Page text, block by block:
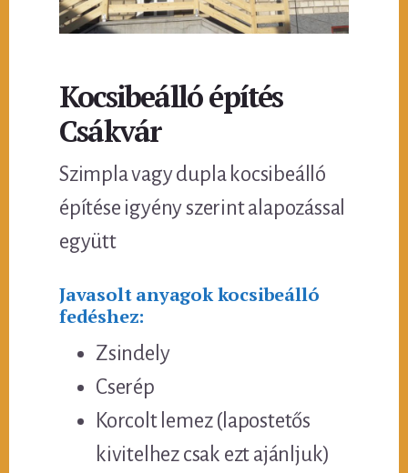
Kocsibeálló építés
Csákvár
Szimpla vagy dupla kocsibeálló
építése igyény szerint alapozással
együtt
Javasolt anyagok kocsibeálló
fedéshez:
Zsindely
Cserép
Korcolt lemez (lapostetős
kivitelhez csak ezt ajánljuk)